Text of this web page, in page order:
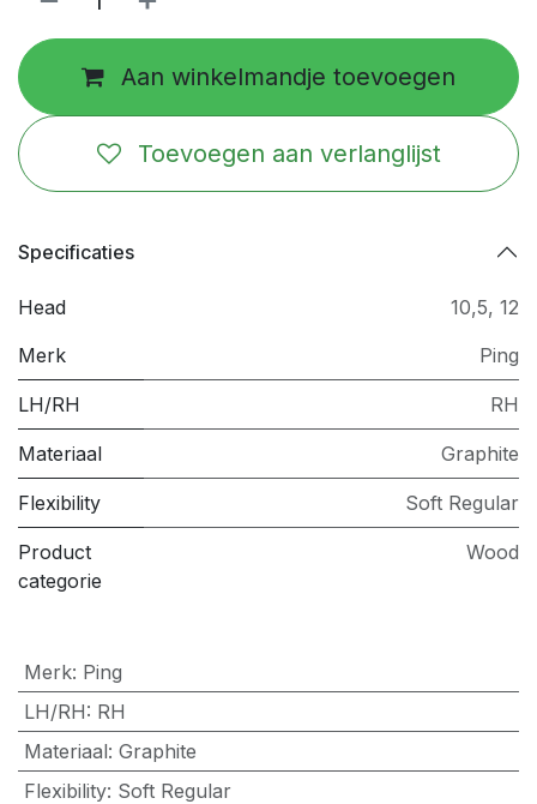
Aan winkelmandje toevoegen
Toevoegen aan verlanglijst
Specificaties
Head 10,5, 12
Merk
Ping
LH/RH RH
Materiaal Graphite
Flexibility Soft Regular
Product
categorie
Wood
Merk: Ping
LH/RH: RH
Materiaal: Graphite
Flexibility: Soft Regular